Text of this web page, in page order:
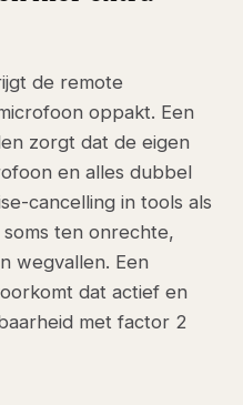
de remote
oppakt. Een
zorgt dat de eigen
en alles dubbel
cancelling in tools als
ten onrechte,
wegvallen. Een
dat actief en
met factor 2